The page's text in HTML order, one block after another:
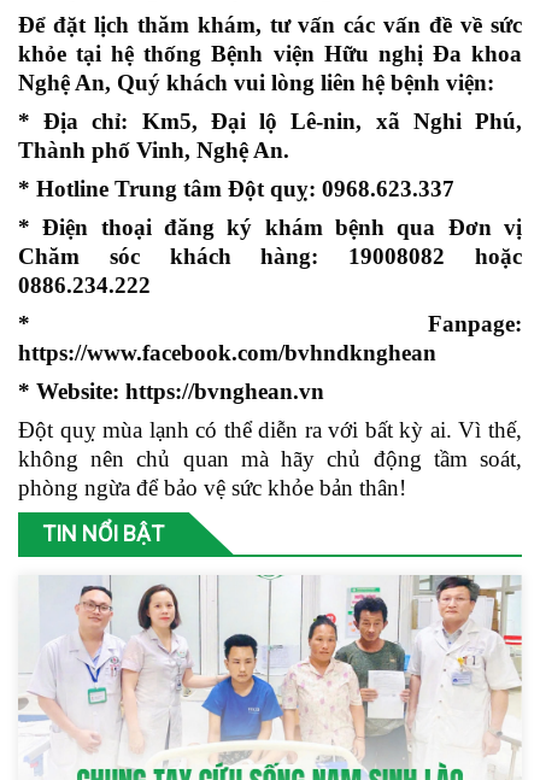
Để đặt lịch thăm khám, tư vấn các vấn đề về sức
khỏe tại hệ thống Bệnh viện Hữu nghị Đa khoa
Nghệ An, Quý khách vui lòng liên hệ bệnh viện:
* Địa chỉ: Km5, Đại lộ Lê-nin, xã Nghi Phú,
Thành phố Vinh, Nghệ An.
* Hotline Trung tâm Đột quỵ: 0968.623.337
* Điện thoại đăng ký khám bệnh qua Đơn vị
Chăm sóc khách hàng: 19008082 hoặc
0886.234.222
* Fanpage:
https://www.facebook.com/bvhndknghean
* Website: https://bvnghean.vn
Đột quỵ mùa lạnh có thể diễn ra với bất kỳ ai. Vì thế,
không nên chủ quan mà hãy chủ động tầm soát,
phòng ngừa để bảo vệ sức khỏe bản thân!
TIN NỔI BẬT